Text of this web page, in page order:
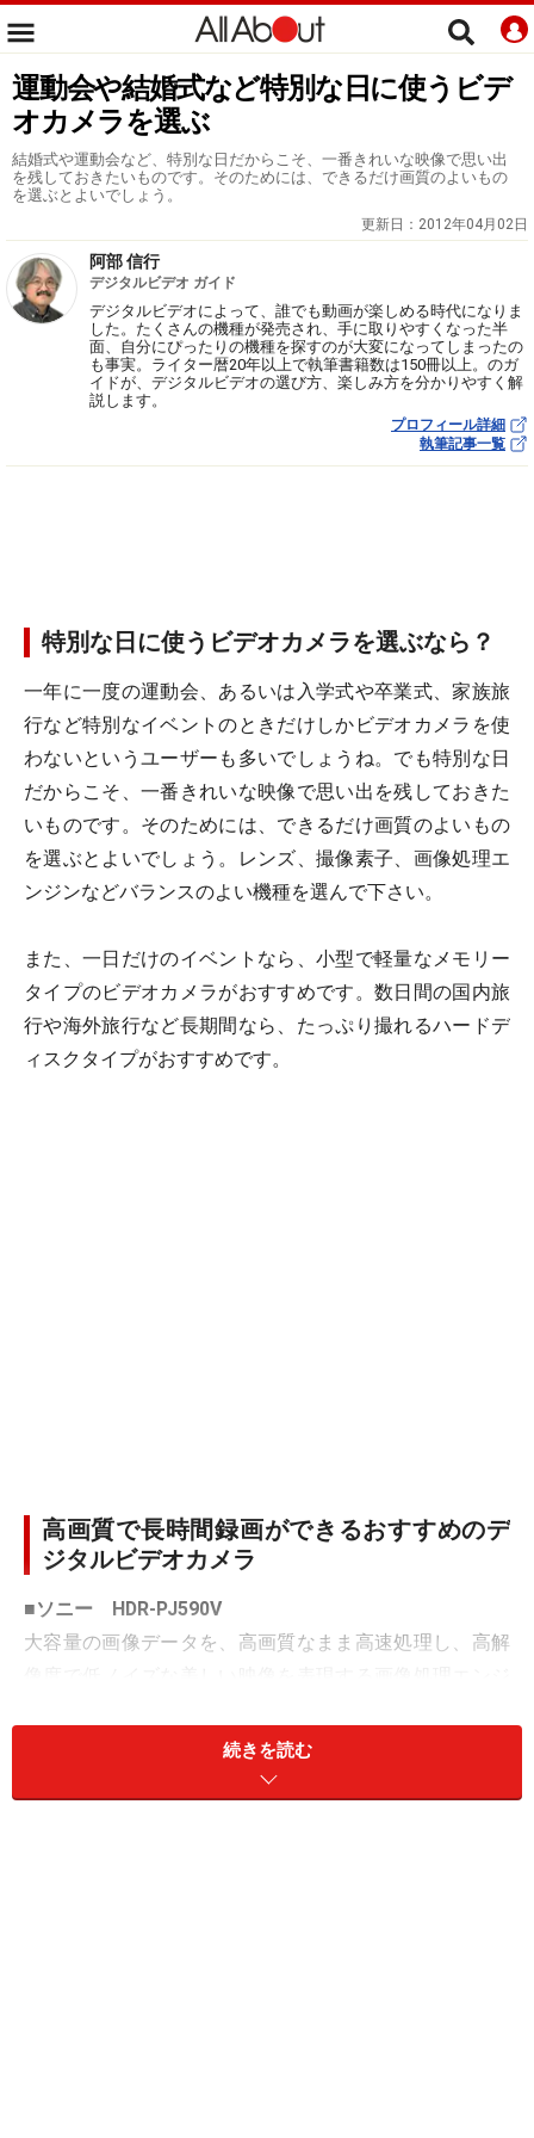
運動会や結婚式など特別な日に使うビデ
オカメラを選ぶ
結婚式や運動会など、特別な日だからこそ、一番きれいな映像で思い出
を残しておきたいものです。そのためには、できるだけ画質のよいもの
を選ぶとよいでしょう。
更新日： 2012年04月02日
阿部 信行
デジタルビデオ ガイド
デジタルビデオによって、誰でも動画が楽しめる時代になりま
した。たくさんの機種が発売され、手に取りやすくなった半
面、自分にぴったりの機種を探すのが大変になってしまったの
も事実。ライター暦20年以上で執筆書籍数は150冊以上。のガ
イドが、デジタルビデオの選び方、楽しみ方を分かりやすく解
説します。
プロフィール詳細
執筆記事一覧
特別な日に使うビデオカメラを選ぶなら？
一年に一度の運動会、あるいは入学式や卒業式、家族旅
行など特別なイベントのときだけしかビデオカメラを使
わないというユーザーも多いでしょうね。でも特別な日
だからこそ、一番きれいな映像で思い出を残しておきた
いものです。そのためには、できるだけ画質のよいもの
を選ぶとよいでしょう。レンズ、撮像素子、画像処理エ
ンジンなどバランスのよい機種を選んで下さい。
また、一日だけのイベントなら、小型で軽量なメモリー
タイプのビデオカメラがおすすめです。数日間の国内旅
行や海外旅行など長期間なら、たっぷり撮れるハードデ
ィスクタイプがおすすめです。
高画質で長時間録画ができるおすすめのデ
ジタルビデオカメラ
■ソニー HDR-PJ590V
大容量の画像データを、高画質なまま高速処理し、高解
センサー」を搭載することで動画の有効画素数を大幅に
アップ。これによって高精細な映像が得られます。
続きを読む